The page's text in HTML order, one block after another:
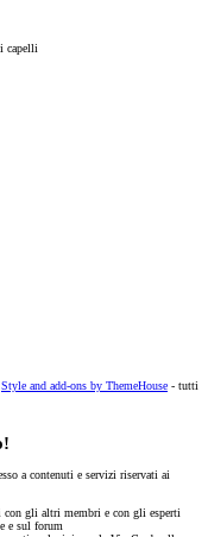
capelli
Style and add-ons by ThemeHouse - tutti
a contenuti e servizi riservati ai
con gli altri membri e con gli esperti
e sul forum